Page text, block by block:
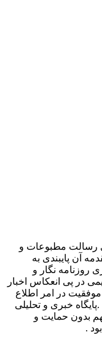
رسالت مطبوعات و
آن پایبندی به
روزنامه نگار و
در پی انعکاس اخبار
در امر اطلاع
خبری و تحلیلی
بدون حمایت و
.